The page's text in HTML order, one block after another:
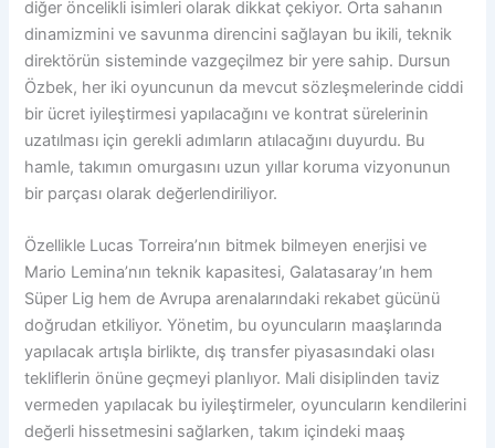
diğer öncelikli isimleri olarak dikkat çekiyor. Orta sahanın
dinamizmini ve savunma direncini sağlayan bu ikili, teknik
direktörün sisteminde vazgeçilmez bir yere sahip. Dursun
Özbek, her iki oyuncunun da mevcut sözleşmelerinde ciddi
bir ücret iyileştirmesi yapılacağını ve kontrat sürelerinin
uzatılması için gerekli adımların atılacağını duyurdu. Bu
hamle, takımın omurgasını uzun yıllar koruma vizyonunun
bir parçası olarak değerlendiriliyor.
Özellikle Lucas Torreira’nın bitmek bilmeyen enerjisi ve
Mario Lemina’nın teknik kapasitesi, Galatasaray’ın hem
Süper Lig hem de Avrupa arenalarındaki rekabet gücünü
doğrudan etkiliyor. Yönetim, bu oyuncuların maaşlarında
yapılacak artışla birlikte, dış transfer piyasasındaki olası
tekliflerin önüne geçmeyi planlıyor. Mali disiplinden taviz
vermeden yapılacak bu iyileştirmeler, oyuncuların kendilerini
değerli hissetmesini sağlarken, takım içindeki maaş